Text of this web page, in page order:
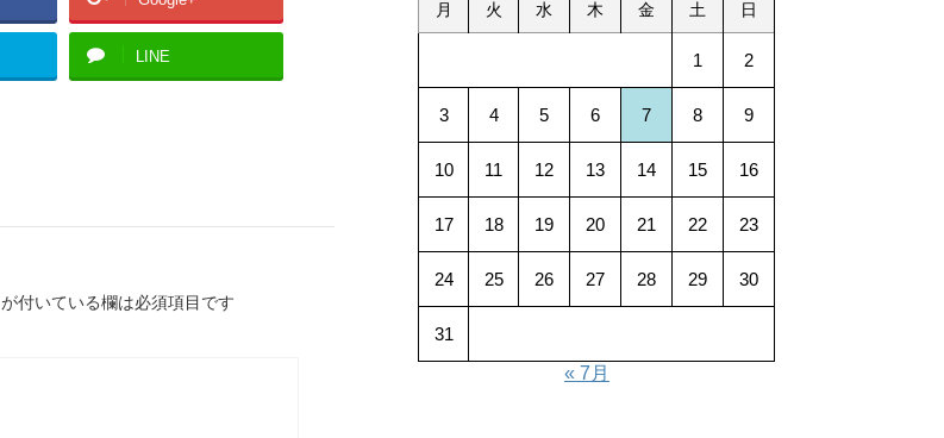
LINE
が付いている欄は必須項目です
月 火 水 木 金 土 日
1 2
3 4 5 6 7 8 9
10 11 12 13 14 15 16
17 18 19 20 21 22 23
24 25 26 27 28 29 30
31
« 7月